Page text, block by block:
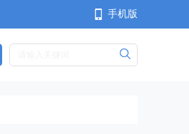
手机版